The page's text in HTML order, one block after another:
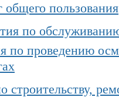
пользования
по
проведению